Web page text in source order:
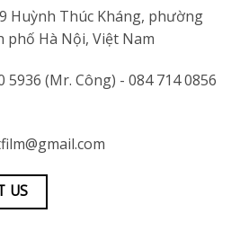
Huỳnh Thúc Kháng, phường
phố Hà Nội, Việt Nam
5936 (Mr. Công) - 084 714 0856
US